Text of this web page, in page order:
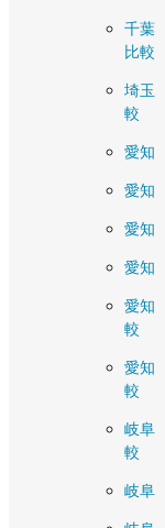
千葉
比較
埼玉
較
愛知
愛知
愛知
愛知
愛知
較
愛知
較
岐阜
較
岐阜